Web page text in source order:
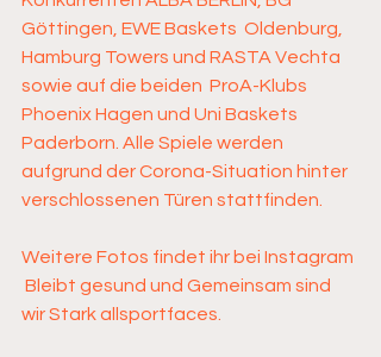
Göttingen, EWE Baskets  Oldenburg,
Hamburg Towers und RASTA Vechta
sowie auf die beiden  ProA-Klubs
Phoenix Hagen und Uni Baskets
Paderborn. Alle Spiele werden
aufgrund der Corona-Situation hinter
verschlossenen Türen stattfinden.
Weitere Fotos findet ihr bei Instagram
Bleibt gesund und Gemeinsam sind
wir Stark allsportfaces.